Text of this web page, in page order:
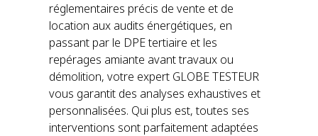
réglementaires précis de vente et de
location aux audits énergétiques, en
passant par le DPE tertiaire et les
repérages amiante avant travaux ou
démolition, votre expert GLOBE TESTEUR
vous garantit des analyses exhaustives et
personnalisées. Qui plus est, toutes ses
interventions sont parfaitement adaptées